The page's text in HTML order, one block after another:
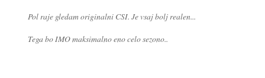
Pol raje gledam originalni CSI. Je vsaj bolj realen...
Tega bo IMO maksimalno eno celo sezono..